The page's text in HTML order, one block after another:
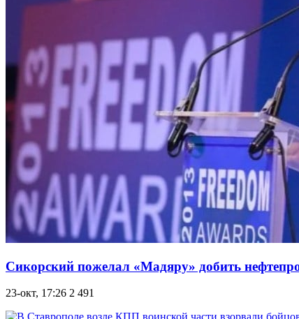
Сикорский пожелал «Мадяру» добить
23-окт, 17:26 2 491